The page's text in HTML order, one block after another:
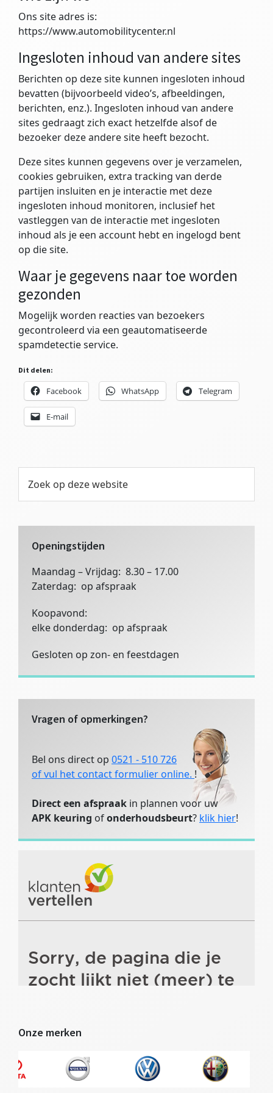
Ons site adres is:
https://www.automobilitycenter.nl
Ingesloten inhoud van andere sites
Berichten op deze site kunnen ingesloten inhoud
bevatten (bijvoorbeeld video’s, afbeeldingen,
berichten, enz.). Ingesloten inhoud van andere
sites gedraagt zich exact hetzelfde alsof de
bezoeker deze andere site heeft bezocht.
Deze sites kunnen gegevens over je verzamelen,
cookies gebruiken, extra tracking van derde
partijen insluiten en je interactie met deze
ingesloten inhoud monitoren, inclusief het
vastleggen van de interactie met ingesloten
inhoud als je een account hebt en ingelogd bent
op die site.
Waar je gegevens naar toe worden
gezonden
Mogelijk worden reacties van bezoekers
gecontroleerd via een geautomatiseerde
spamdetectie service.
Dit delen:
Facebook WhatsApp Telegram
E-mail
Primaire
Sidebar
op
deze
Openingstijden
Maandag – Vrijdag: 8.30 – 17.00
Zaterdag: op afspraak
Koopavond:
elke donderdag: op afspraak
Gesloten op zon- en feestdagen
Vragen of opmerkingen?
Bel ons direct op 0521 - 510 726
of vul het contact formulier online. !
Direct een afspraak in plannen voor uw
APK keuring ofonderhoudsbeurt? klik hier!
Onze merken